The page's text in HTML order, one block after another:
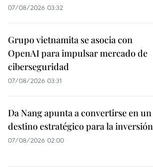
07/08/2026 03:32
Grupo vietnamita se asocia con
OpenAI para impulsar mercado de
ciberseguridad
07/08/2026 03:31
Da Nang apunta a convertirse en un
destino estratégico para la inversión
07/08/2026 02:00